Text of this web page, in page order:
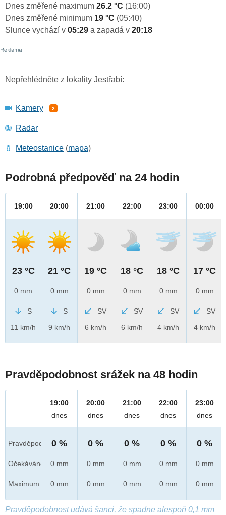
Dnes změřené maximum 26.2 °C (16:00)
Dnes změřené minimum 19 °C (05:40)
Slunce vychází v 05:29 a zapadá v 20:18
Nepřehlédněte z lokality Jestřabí:
Kamery 2
Radar
Meteostanice (mapa)
Podrobná předpověď na 24 hodin
19:00
23 °C
0 mm
S
11 km/h
20:00
21 °C
0 mm
S
9 km/h
21:00
19 °C
0 mm
SV
6 km/h
22:00
18 °C
0 mm
SV
6 km/h
23:00
18 °C
0 mm
SV
4 km/h
00:00
17 °C
0 mm
SV
4 km/h
Pravděpodobnost srážek na 48 hodin
Pravděpod.
Očekáváno
Maximum
19:00
dnes
0 %
0 mm
0 mm
20:00
dnes
0 %
0 mm
0 mm
21:00
dnes
0 %
0 mm
0 mm
22:00
dnes
0 %
0 mm
0 mm
23:00
dnes
0 %
0 mm
0 mm
Pravděpodobnost udává šanci, že spadne alespoň 0,1 mm